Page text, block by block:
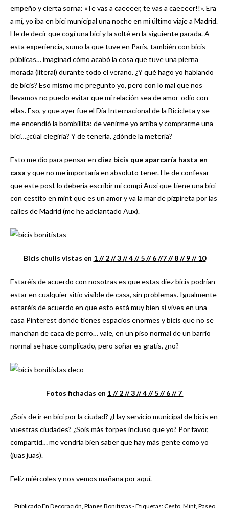
empeño y cierta sorna: «Te vas a caeeeer, te vas a caeeeer!!». Era
a mí, yo iba en bici municipal una noche en mi último viaje a Madrid.
He de decir que cogí una bici y la solté en la siguiente parada. A
esta experiencia, sumo la que tuve en París, también con bicis
públicas… imaginad cómo acabó la cosa que tuve una pierna
morada (literal) durante todo el verano. ¿Y qué hago yo hablando
de bicis? Eso mismo me pregunto yo, pero con lo mal que nos
llevamos no puedo evitar que mi relación sea de amor-odio con
ellas. Eso, y que ayer fue el Día Internacional de la Bicicleta y se
me encendió la bombillita: de venirme yo arriba y comprarme una
bici…¿cúal elegiría? Y de tenerla, ¿dónde la metería?
Esto me dio para pensar en diez bicis que aparcaría hasta en
casa y que no me importaría en absoluto tener. He de confesar
que este post lo debería escribir mi compi Auxi que tiene una bici
con cestito en mint que es un amor y va la mar de pizpireta por las
calles de Madrid (me he adelantado Aux).
Bicis chulis vistas en 1 // 2 // 3 // 4 // 5 // 6 //7 // 8 // 9 // 10
Estaréis de acuerdo con nosotras es que estas diez bicis podrían
estar en cualquier sitio visible de casa, sin problemas. Igualmente
estaréis de acuerdo en que esto está muy bien si vives en una
casa Pinterest donde tienes espacios enormes y bicis que no se
manchan de caca de perro… vale, en un piso normal de un barrio
normal se hace complicado, pero soñar es gratis, ¿no?
Fotos fichadas en 1 // 2 // 3 // 4 // 5 // 6 // 7
¿Sois de ir en bici por la ciudad? ¿Hay servicio municipal de bicis en
vuestras ciudades? ¿Sois más torpes incluso que yo? Por favor,
compartid… me vendría bien saber que hay más gente como yo
(juas juas).
Feliz miércoles y nos vemos mañana por aquí.
Publicado En Decoración Planes Bonitistas - Etiquetas:Cesto, Mint, Paseo